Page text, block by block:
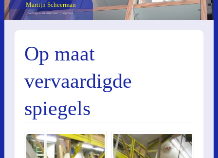
Martijn Scheerman
Scheeps- en interieur projecten
Op maat
vervaardigde
spiegels